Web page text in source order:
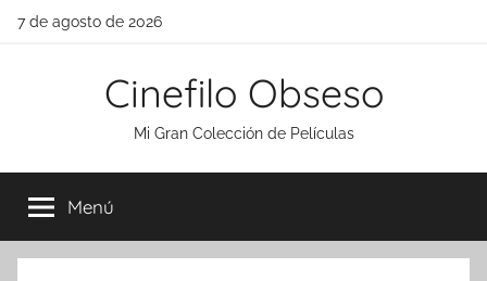
Saltar
7 de agosto de 2026
Cinefilo Obseso
Mi Gran Colección de Películas
Menú